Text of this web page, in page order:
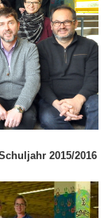
2015/2016